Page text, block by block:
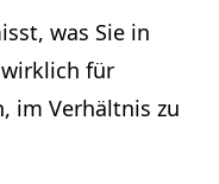
was Sie in
für
im Verhältnis zu